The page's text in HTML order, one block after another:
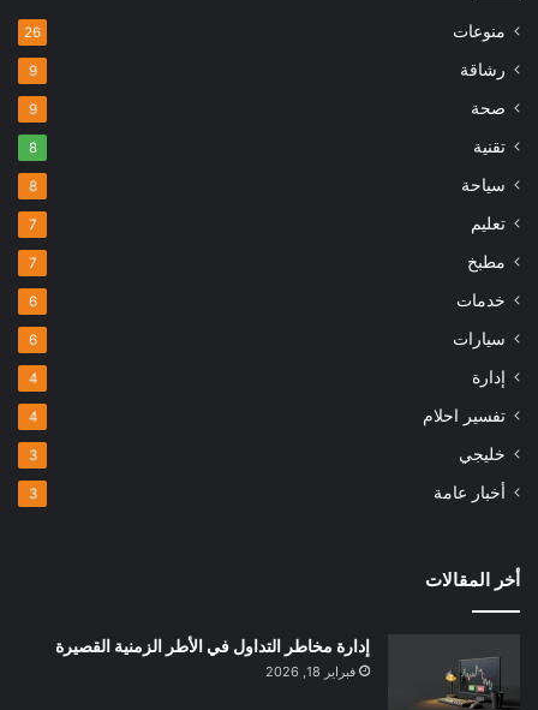
منوعات 26
رشاقة 9
صحة 9
تقنية 8
سياحة 8
تعليم 7
مطبخ 7
خدمات 6
سيارات 6
إدارة 4
تفسير احلام 4
خليجي 3
أخبار عامة 3
أخر المقالات
إدارة مخاطر التداول في الأطر الزمنية القصيرة
فبراير 18, 2026